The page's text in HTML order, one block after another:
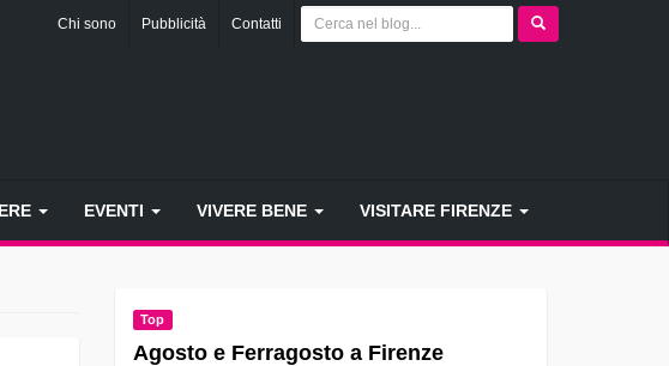
Chi sono Pubblicità Contatti
EVENTI VIVERE BENE VISITARE FIRENZE
Top
Agosto e Ferragosto a Firenze